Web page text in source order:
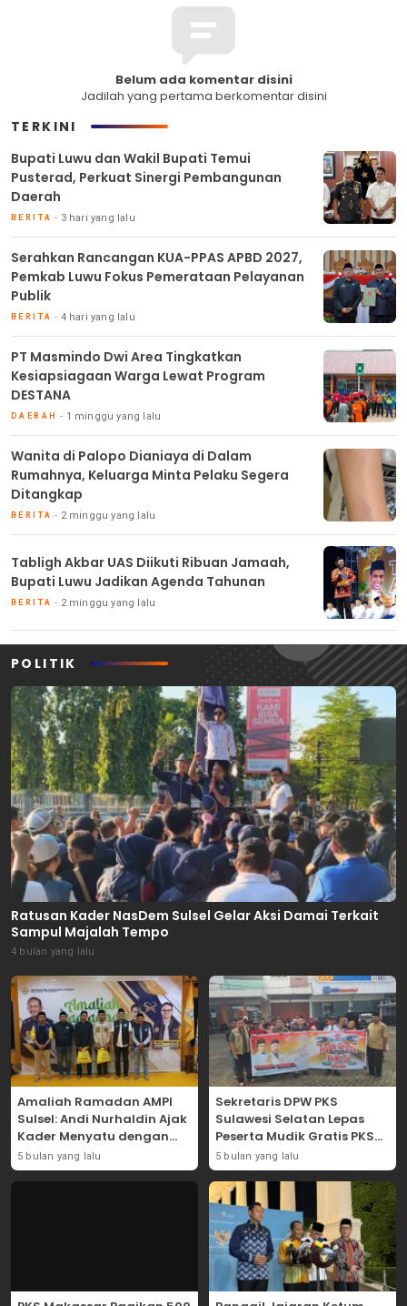
Belum ada komentar disini
Jadilah yang pertama berkomentar disini
TERKINI
Bupati Luwu dan Wakil Bupati Temui
Pusterad, Perkuat Sinergi Pembangunan
Daerah
BERITA 3 hari yang lalu
Serahkan Rancangan KUA-PPAS APBD 2027,
Pemkab Luwu Fokus Pemerataan Pelayanan
Publik
BERITA 4 hari yang lalu
PT Masmindo Dwi Area Tingkatkan
Kesiapsiagaan Warga Lewat Program
DESTANA
DAERAH 1 minggu yang lalu
Wanita di Palopo Dianiaya di Dalam
Rumahnya, Keluarga Minta Pelaku Segera
Ditangkap
BERITA 2 minggu yang lalu
Tabligh Akbar UAS Diikuti Ribuan Jamaah,
Bupati Luwu Jadikan Agenda Tahunan
BERITA 2 minggu yang lalu
POLITIK
Ratusan Kader NasDem Sulsel Gelar Aksi Damai Terkait
Sampul Majalah Tempo
4 bulan yang lalu
Amaliah Ramadan AMPI
Sulsel: Andi Nurhaldin Ajak
Kader Menyatu dengan
Kaum Dhuafa
5 bulan yang lalu
Sekretaris DPW PKS
Sulawesi Selatan Lepas
Peserta Mudik Gratis PKS
2026
5 bulan yang lalu